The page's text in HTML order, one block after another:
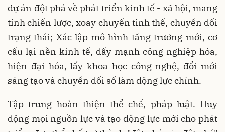
dự án đột phá về phát triển kinh tế - xã hội, mang
tính chiến lược, xoay chuyển tình thế, chuyển đổi
trạng thái; Xác lập mô hình tăng trưởng mới, cơ
cấu lại nền kinh tế, đẩy mạnh công nghiệp hóa,
hiện đại hóa, lấy khoa học công nghệ, đổi mới
sáng tạo và chuyển đổi số làm động lực chính.
Tập trung hoàn thiện thể chế, pháp luật. Huy
động mọi nguồn lực và tạo động lực mới cho phát